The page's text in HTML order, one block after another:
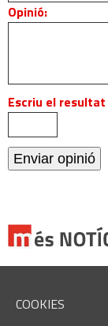
COOKIES
Opinió:
Escriu el
Catalunya es
Sant Fruitós